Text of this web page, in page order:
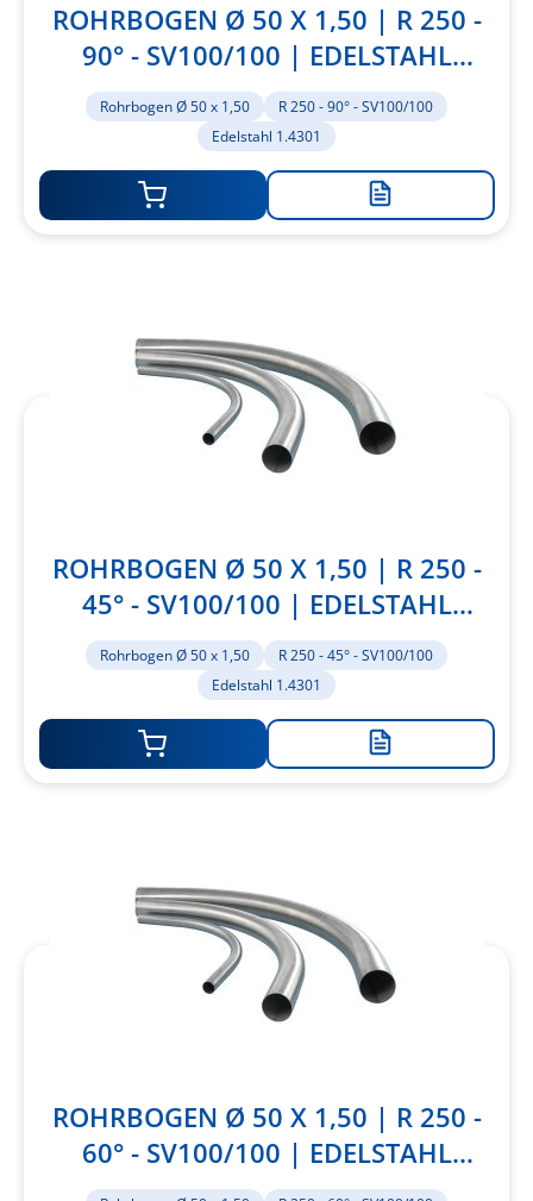
ROHRBOGEN Ø 50 X 1,50 | R 250 -
90° - SV100/100 | EDELSTAHL
1.4301
Rohrbogen Ø 50 x 1,50
R 250 - 90° - SV100/100
Edelstahl 1.4301
Zur
ROHRBOGEN Ø 50 X 1,50 | R 250 -
45° - SV100/100 | EDELSTAHL
1.4301
Rohrbogen Ø 50 x 1,50
R 250 - 45° - SV100/100
Edelstahl 1.4301
Zur
ROHRBOGEN Ø 50 X 1,50 | R 250 -
60° - SV100/100 | EDELSTAHL
1.4301